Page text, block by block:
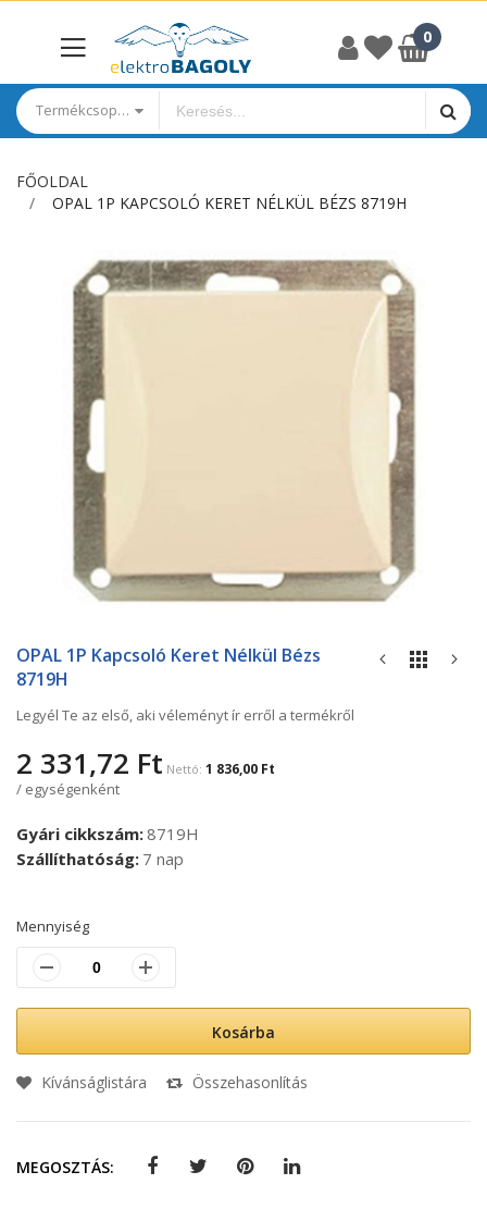
Termékcsoportok
FŐOLDAL
OPAL 1P KAPCSOLÓ KERET NÉLKÜL BÉZS 8719H
képgaléria
a
képgaléria
OPAL 1P Kapcsoló Keret Nélkül Bézs
8719H
Legyél Te az első, aki véleményt ír erről a termékről
2 331,72 Ft 1 836,00 Ft
/ egységenként
Gyári cikkszám 8719H
Szállíthatóság 7 nap
Mennyiség
Kosárba
Kívánságlistára Összehasonlítás
MEGOSZTÁS: